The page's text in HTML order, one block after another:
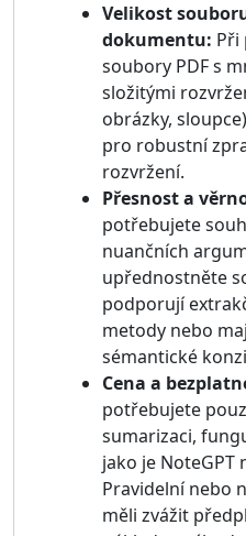
Velikost
dokumentu: Při
soubory PDF s
složitými
obrázky,
pro robustní
rozvržení.
Přesnost a
potřebujete
nuančních
upřednostněte
podporují
metody nebo
sémantické
Cena a
potřebujete
sumarizaci,
jako je NoteGPT
Pravidelní nebo
měli zvážit